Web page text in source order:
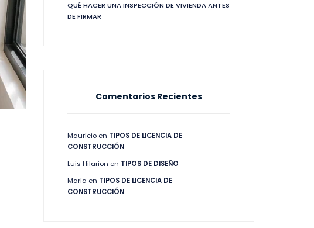
QUÉ HACER UNA INSPECCIÓN DE VIVIENDA ANTES
DE FIRMAR
Comentarios Recientes
Mauricio en TIPOS DE LICENCIA DE
CONSTRUCCIÓN
Luis Hilarion en TIPOS DE DISEÑO
Maria en TIPOS DE LICENCIA DE
CONSTRUCCIÓN